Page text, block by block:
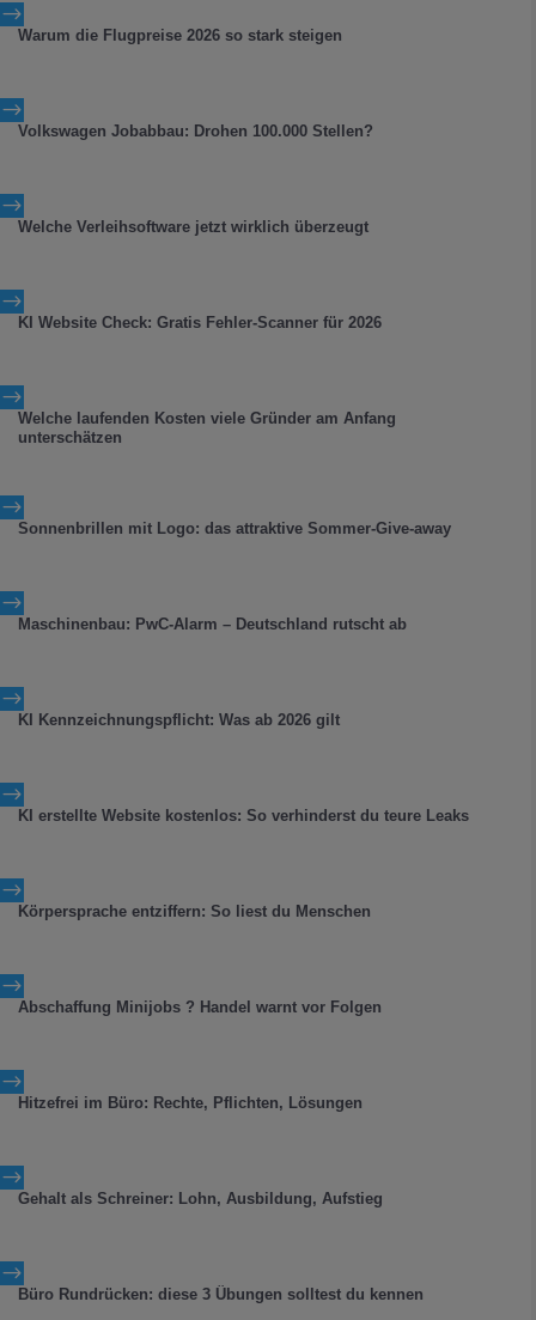
$
Warum die Flugpreise 2026 so stark steigen
$
Volkswagen Jobabbau: Drohen 100.000 Stellen?
$
Welche Verleihsoftware jetzt wirklich überzeugt
$
KI Website Check: Gratis Fehler-Scanner für 2026
$
Welche laufenden Kosten viele Gründer am Anfang
unterschätzen
$
Sonnenbrillen mit Logo: das attraktive Sommer-Give-away
$
Maschinenbau: PwC-Alarm – Deutschland rutscht ab
$
KI Kennzeichnungspflicht: Was ab 2026 gilt
$
KI erstellte Website kostenlos: So verhinderst du teure Leaks
$
Körpersprache entziffern: So liest du Menschen
$
Abschaffung Minijobs ? Handel warnt vor Folgen
$
Hitzefrei im Büro: Rechte, Pflichten, Lösungen
$
Gehalt als Schreiner: Lohn, Ausbildung, Aufstieg
$
Büro Rundrücken: diese 3 Übungen solltest du kennen